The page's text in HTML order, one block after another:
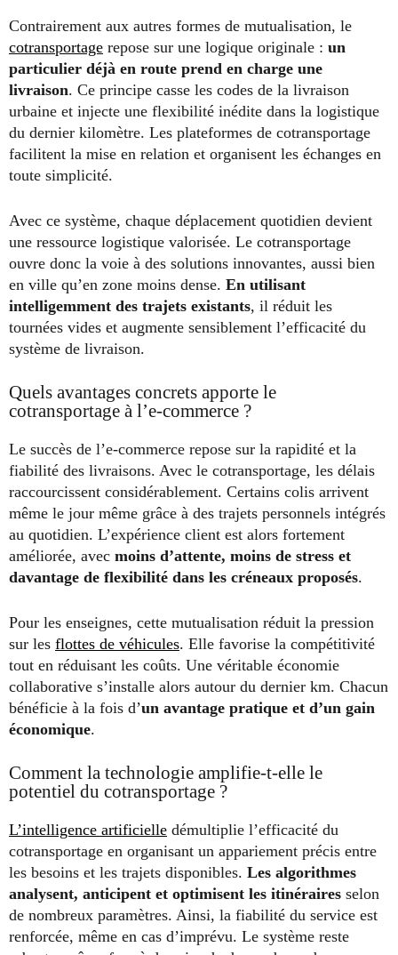
Contrairement aux autres formes de mutualisation, le
cotransportage repose sur une logique originale : un
particulier déjà en route prend en charge une
livraison. Ce principe casse les codes de la livraison
urbaine et injecte une flexibilité inédite dans la logistique
du dernier kilomètre. Les plateformes de cotransportage
facilitent la mise en relation et organisent les échanges en
toute simplicité.
Avec ce système, chaque déplacement quotidien devient
une ressource logistique valorisée. Le cotransportage
ouvre donc la voie à des solutions innovantes, aussi bien
en ville qu’en zone moins dense. En utilisant
intelligemment des trajets existants, il réduit les
tournées vides et augmente sensiblement l’efficacité du
système de livraison.
Quels avantages concrets apporte le
cotransportage à l’e-commerce ?
Le succès de l’e-commerce repose sur la rapidité et la
fiabilité des livraisons. Avec le cotransportage, les délais
raccourcissent considérablement. Certains colis arrivent
même le jour même grâce à des trajets personnels intégrés
au quotidien. L’expérience client est alors fortement
améliorée, avec moins d’attente, moins de stress et
davantage de flexibilité dans les créneaux proposés.
Pour les enseignes, cette mutualisation réduit la pression
sur les flottes de véhicules. Elle favorise la compétitivité
tout en réduisant les coûts. Une véritable économie
collaborative s’installe alors autour du dernier km. Chacun
bénéficie à la fois d’un avantage pratique et d’un gain
économique.
Comment la technologie amplifie-t-elle le
potentiel du cotransportage ?
L’intelligence artificielle démultiplie l’efficacité du
cotransportage en organisant un appariement précis entre
les besoins et les trajets disponibles. Les algorithmes
analysent, anticipent et optimisent les itinéraires selon
de nombreux paramètres. Ainsi, la fiabilité du service est
renforcée, même en cas d’imprévu. Le système reste